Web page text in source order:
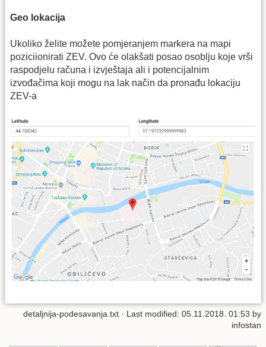
Geo lokacija
Ukoliko želite možete pomjeranjem markera na mapi
poziciionirati ZEV. Ovo će olakšati posao osoblju koje vrši
raspodjelu računa i izvještaja ali i potencijalnim
izvođačima koji mogu na lak način da pronađu lokaciju
ZEV-a
detaljnija-podesavanja.txt · Last modified: 05.11.2018. 01:53 by
infostan